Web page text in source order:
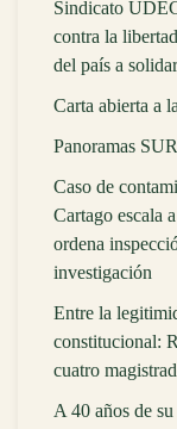
Sindicato
contra la
del país a
Carta abierta a
Panoramas
Caso de
Cartago escala
ordena
investigación
Entre la
constitucional:
cuatro
A 40 años de